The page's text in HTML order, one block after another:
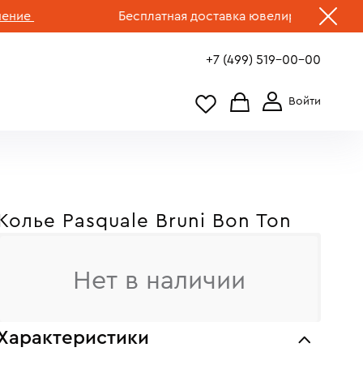
Бесплатная доставка ювелирных изделий по
+7 (499) 519-00-00
Колье Pasquale Bruni Bon Ton
Нет в наличии